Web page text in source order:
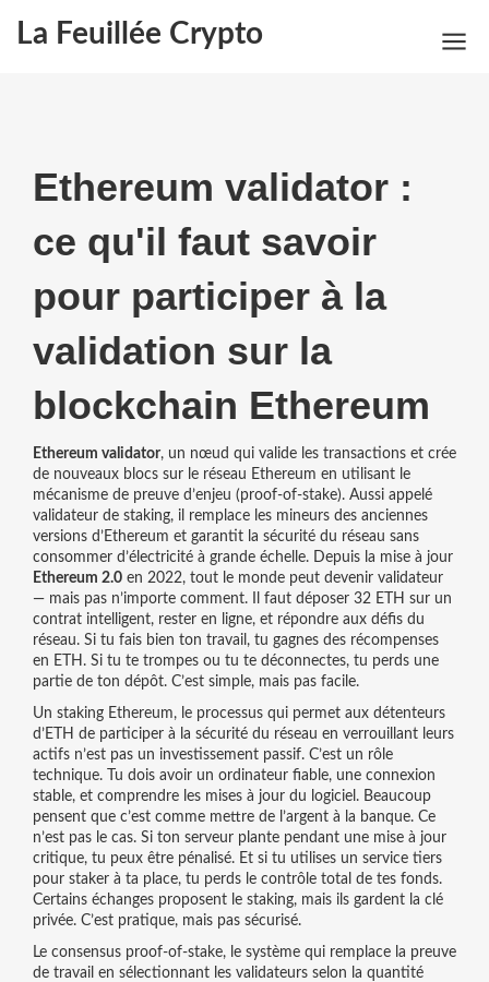
La Feuillée Crypto
Ethereum validator :
ce qu'il faut savoir
pour participer à la
validation sur la
blockchain Ethereum
Ethereum validator, un nœud qui valide les transactions et crée
de nouveaux blocs sur le réseau Ethereum en utilisant le
mécanisme de preuve d’enjeu (proof-of-stake). Aussi appelé
validateur de staking, il remplace les mineurs des anciennes
versions d’Ethereum et garantit la sécurité du réseau sans
consommer d’électricité à grande échelle.Depuis la mise à jour
Ethereum 2.0en 2022, tout le monde peut devenir validateur
— mais pas n’importe comment. Il faut déposer 32 ETH sur un
contrat intelligent, rester en ligne, et répondre aux défis du
réseau. Si tu fais bien ton travail, tu gagnes des récompenses
en ETH. Si tu te trompes ou tu te déconnectes, tu perds une
partie de ton dépôt. C’est simple, mais pas facile.
Un staking Ethereum, le processus qui permet aux détenteurs
d’ETH de participer à la sécurité du réseau en verrouillant leurs
actifsn’est pas un investissement passif. C’est un rôle
technique. Tu dois avoir un ordinateur fiable, une connexion
stable, et comprendre les mises à jour du logiciel. Beaucoup
pensent que c’est comme mettre de l’argent à la banque. Ce
n’est pas le cas. Si ton serveur plante pendant une mise à jour
critique, tu peux être pénalisé. Et si tu utilises un service tiers
pour staker à ta place, tu perds le contrôle total de tes fonds.
Certains échanges proposent le staking, mais ils gardent la clé
privée. C’est pratique, mais pas sécurisé.
Le consensus proof-of-stake, le système qui remplace la preuve
de travail en sélectionnant les validateurs selon la quantité